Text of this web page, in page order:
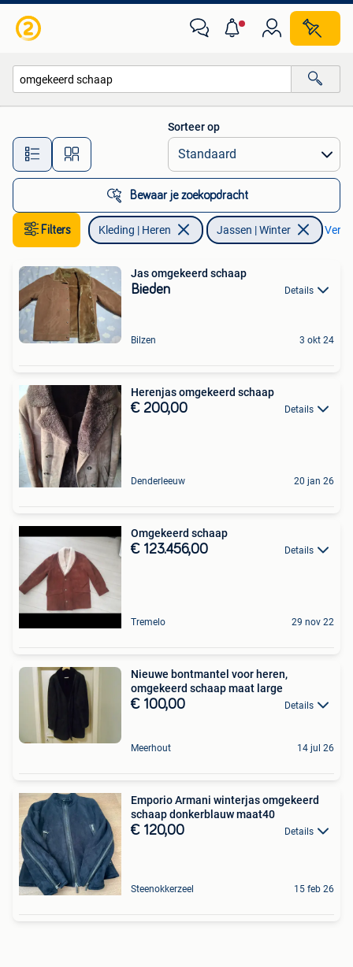
Alle afstanden…
Sorteer op
Bewaar je zoekopdracht
Filters Kleding | Heren Jassen | Winter
Jas omgekeerd schaap
Bieden Details
Bilzen 3 okt 24
Herenjas omgekeerd schaap
€ 200,00 Details
Denderleeuw 20 jan 26
Omgekeerd schaap
€ 123.456,00 Details
Tremelo 29 nov 22
Nieuwe bontmantel voor heren,
omgekeerd schaap maat large
€ 100,00 Details
Meerhout 14 jul 26
Emporio Armani winterjas omgekeerd
schaap donkerblauw maat40
€ 120,00 Details
Steenokkerzeel 15 feb 26